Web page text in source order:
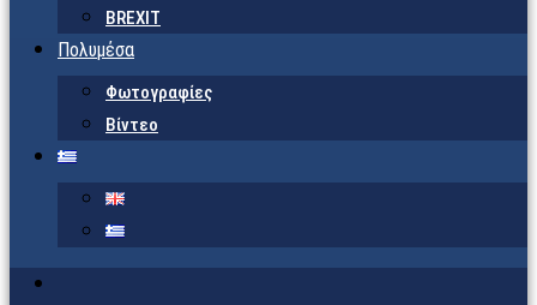
BREXIT
Πολυμέσα
Φωτογραφίες
Βίντεο